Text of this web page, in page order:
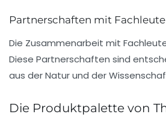
Partnerschaften mit
Die Zusammenarbeit mit
Diese Partnerschaften sind
aus der Natur und der
Die Produktpalette von